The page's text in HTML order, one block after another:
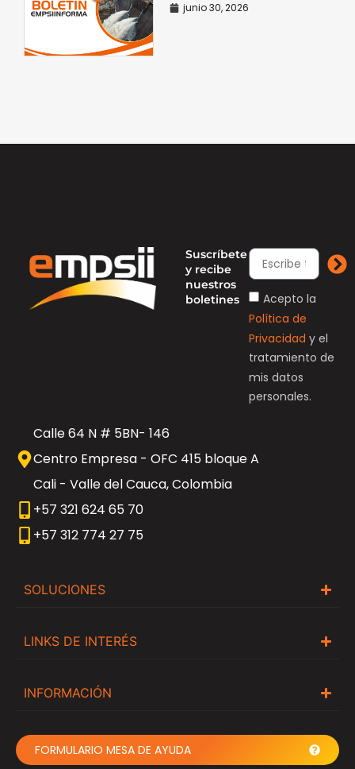
junio 30, 2026
Suscríbete
y recibe
nuestros
boletines
Acepto la
Política de
Privacidad y el
tratamiento de
mis datos
personales.
Calle 64 N # 5BN- 146
Centro Empresa - OFC 415 bloque A
Cali - Valle del Cauca, Colombia
+57 321 624 65 70
+57 312 774 27 75
SOLUCIONES
LINKS DE INTERÉS
INFORMACIÓN
FORMULARIO MESA DE AYUDA